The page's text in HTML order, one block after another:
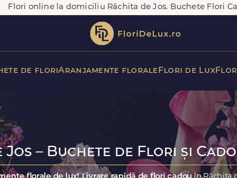
Flori online la domiciliu Răchita de Jos. Buchete Flori
de floriAranjamente florale Flori de Lux
Jos – Buchete de Flori și
florale de lux! Livrare rapidă de flori cadou în Răchita